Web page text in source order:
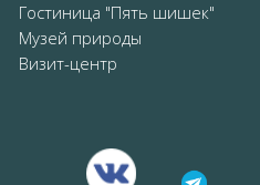
Гостиница "Пять шишек"
Музей природы
Визит-центр